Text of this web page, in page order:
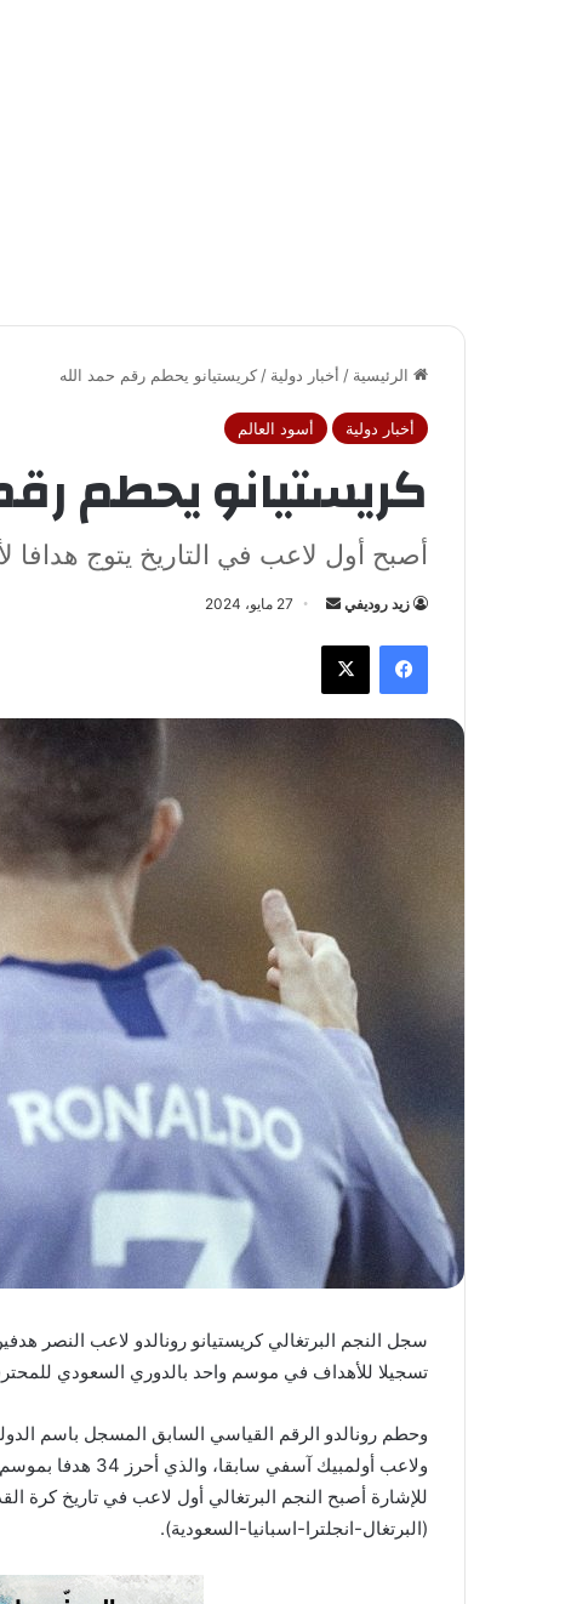
الرئيسية / أخبار دولية /كريستيانو يحطم رقم حمد الله
أخبار دولية أسود العالم
كريستيانو يحطم
أصبح أول لاعب في التاريخ يتوج هدافا
زيد روديفي
ل
ب
ت
27 مايو، 2024
فيسبوك
سجل النجم البرتغالي كريستيانو رونالدو لاعب النصر
تسجيلا للأهداف في موسم واحد بالدوري السعودي للمحترفين
وحطم رونالدو الرقم القياسي السابق المسجل باسم
ولاعب أولمبيك آسفي سابقا، والذي أحرز 34 هدفا بموسم 2018-2019 بقميص النصر.
(البرتغال-انجلترا-اسبانيا-السعودية).